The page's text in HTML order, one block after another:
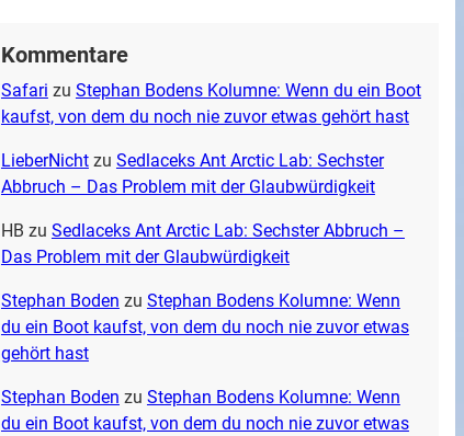
Kommentare
Safari zu Stephan Bodens Kolumne: Wenn du ein Boot
kaufst, von dem du noch nie zuvor etwas gehört hast
LieberNichtzu Sedlaceks Ant Arctic Lab: Sechster
Abbruch – Das Problem mit der Glaubwürdigkeit
HB zu Sedlaceks Ant Arctic Lab: Sechster Abbruch –
Das Problem mit der Glaubwürdigkeit
Stephan Boden zu Stephan Bodens Kolumne: Wenn
du ein Boot kaufst, von dem du noch nie zuvor etwas
gehört hast
Stephan Boden zu Stephan Bodens Kolumne: Wenn
du ein Boot kaufst, von dem du noch nie zuvor etwas